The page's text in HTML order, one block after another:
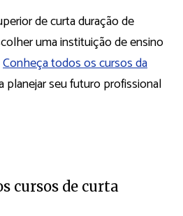
de curta duração de
uma instituição de ensino
Conheça todos os cursos da
planejar seu futuro profissional
cursos de curta